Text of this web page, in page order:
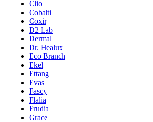
Clio
Cobalti
Coxir
D2 Lab
Dermal
Dr. Healux
Eco Branch
Ekel
Ettang
Evas
Fascy
Flalia
Frudia
Grace